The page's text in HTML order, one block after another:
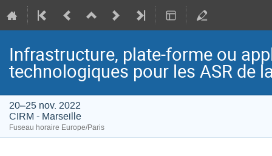
Infrastructure, plate-forme ou
technologiques pour les ASR de
20–25 nov. 2022
CIRM - Marseille
Fuseau horaire Europe/Paris